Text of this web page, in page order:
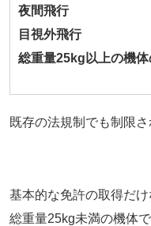
夜間飛行
目視外飛行
総重量25kg以上の機
既存の法規制でも制限さ
基本的な免許の取得だ
総重量25kg未満の機体